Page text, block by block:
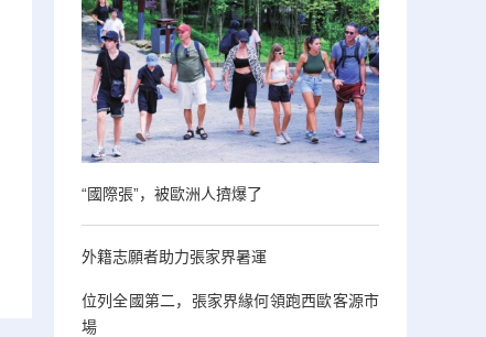
“國際張”，被歐洲人擠爆了
外籍志願者助力張家界暑運
位列全國第二，張家界緣何領跑西歐客源市
場